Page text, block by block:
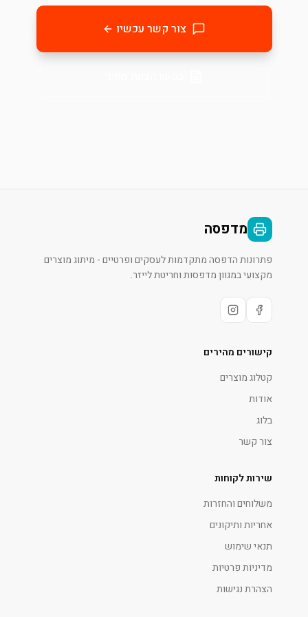
צור קשר עכשיו
מדפסה
פתרונות הדפסה מתקדמות לעסקים ופרטיים - מיתוג מוצרים
מקצועי במגוון מדפסות וחריטת לייזר.
קישורים מהירים
קטלוג מוצרים
אודות
בלוג
צור קשר
שירות לקוחות
משלוחים והחזרות
אחריות ותיקונים
תנאי שימוש
מדיניות פרטיות
הצהרת נגישות